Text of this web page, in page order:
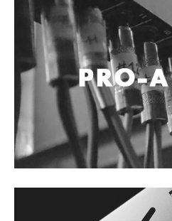
Accesorios
Cables y Conectores
Instrumento
Micrófono
Video y USB